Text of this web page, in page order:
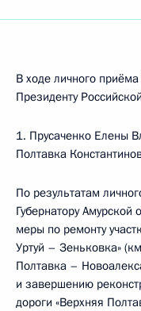
В ходе личного
Президенту
1. Прусаченко Елены
Полтавка
По результатам
Губернатору
меры по ремонту
Уртуй – Зеньковка»
Полтавка –
и завершению
дороги «Верхняя